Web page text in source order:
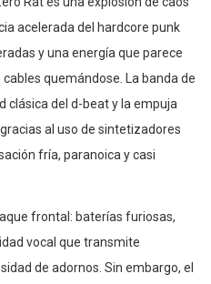
acelerada del hardcore punk
y una energía que parece
quemándose. La banda de
clásica del d-beat y la empuja
al uso de sintetizadores
fría, paranoica y casi
frontal: baterías furiosas,
vocal que transmite
de adornos. Sin embargo, el